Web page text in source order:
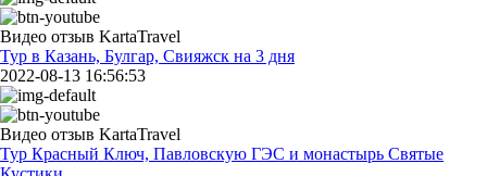
Видео отзыв KartaTravel
Тур в Казань, Булгар, Свияжск на 3 дня
2022-08-13 16:56:53
Видео отзыв KartaTravel
Тур Красный Ключ, Павловскую ГЭС и монастырь Святые